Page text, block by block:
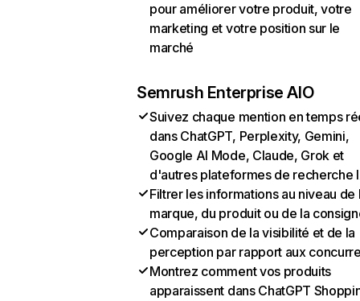
pour améliorer votre produit, votre
marketing et votre position sur le
marché
Semrush Enterprise AIO
Suivez chaque mention en temps
dans ChatGPT, Perplexity, Gemini,
Google AI Mode, Claude, Grok et
d'autres plateformes de recherche
Filtrer les informations au niveau de
marque, du produit ou de la
Comparaison de la visibilité et de la
perception par rapport aux
Montrez comment vos produits
apparaissent dans ChatGPT